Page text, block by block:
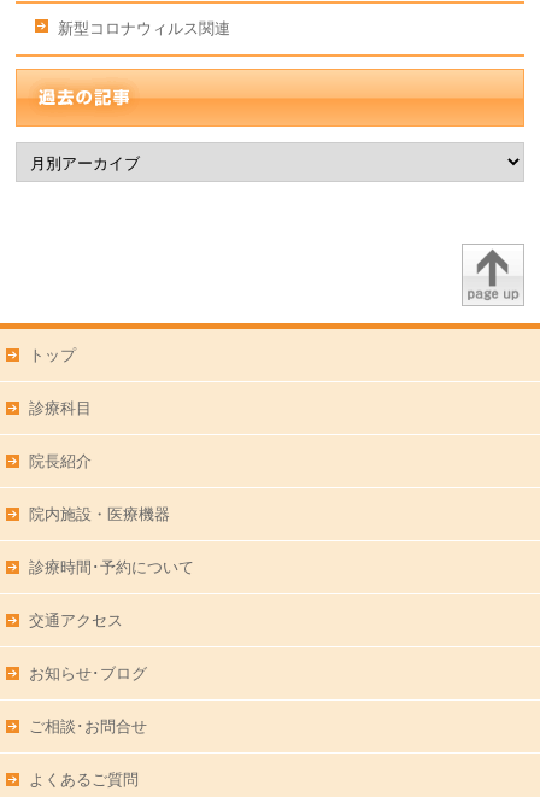
新型コロナウィルス関連
トップ
診療科目
院長紹介
院内施設・医療機器
診療時間･予約について
交通アクセス
お知らせ･ブログ
ご相談･お問合せ
よくあるご質問